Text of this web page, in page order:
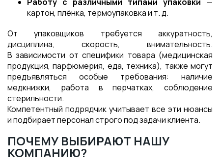
картон, плёнка, термоупаковка и т. д.
От упаковщиков требуется аккуратность,
дисциплина, скорость, внимательность.
В зависимости от специфики товара (медицинская
продукция, парфюмерия, еда, техника), также могут
предъявляться особые требования: наличие
медкнижки, работа в перчатках, соблюдение
стерильности.
Компетентный подрядчик учитывает все эти нюансы
и подбирает персонал строго под задачи клиента.
ПОЧЕМУ ВЫБИРАЮТ НАШУ
КОМПАНИЮ?